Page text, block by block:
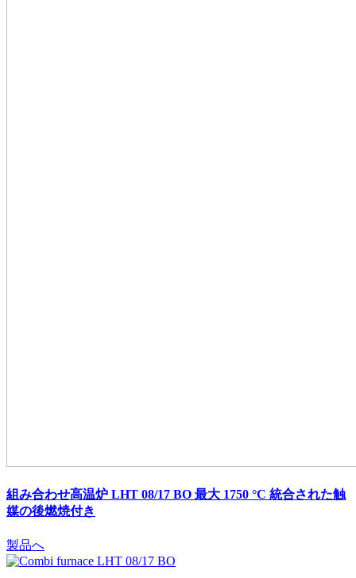
組み合わせ高温炉 LHT 08/17 BO 最大 1750 °C 統合された触
媒の後燃焼付き
製品へ